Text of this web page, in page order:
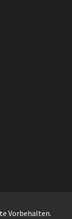
Vorbehalten.